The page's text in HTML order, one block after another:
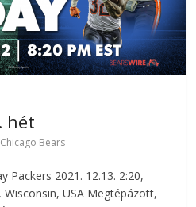
hét
Chicago Bears
Packers 2021. 12.13. 2:20,
Wisconsin, USA Megtépázott,